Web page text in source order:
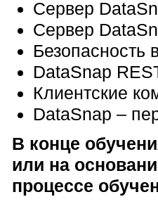
Сервер
Сервер
Безопасность
DataSnap
Клиентские
DataSnap –
В конце
или на
процессе